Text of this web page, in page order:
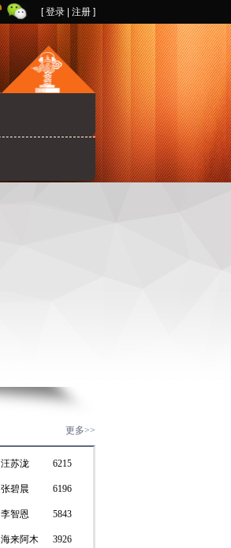
[登录 注册 ]
更多>>
汪苏泷 6215
张碧晨 6196
李智恩 5843
海来阿木 3926